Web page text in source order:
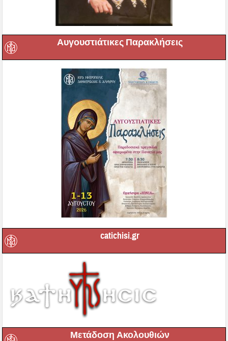
Αυγουστιάτικες Παρακλήσεις
catichisi.gr
Μετάδοση Ακολουθιών